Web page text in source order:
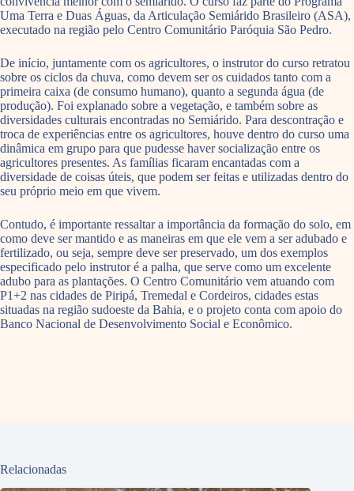
Uma Terra e Duas Águas, da Articulação Semiárido Brasileiro (ASA),
executado na região pelo Centro Comunitário Paróquia São Pedro.
De início, juntamente com os agricultores, o instrutor do curso retratou
sobre os ciclos da chuva, como devem ser os cuidados tanto com a
primeira caixa (de consumo humano), quanto a segunda água (de
produção). Foi explanado sobre a vegetação, e também sobre as
diversidades culturais encontradas no Semiárido. Para descontração e
troca de experiências entre os agricultores, houve dentro do curso uma
dinâmica em grupo para que pudesse haver socialização entre os
agricultores presentes. As famílias ficaram encantadas com a
diversidade de coisas úteis, que podem ser feitas e utilizadas dentro do
seu próprio meio em que vivem.
Contudo, é importante ressaltar a importância da formação do solo, em
como deve ser mantido e as maneiras em que ele vem a ser adubado e
fertilizado, ou seja, sempre deve ser preservado, um dos exemplos
especificado pelo instrutor é a palha, que serve como um excelente
adubo para as plantações. O Centro Comunitário vem atuando com
P1+2 nas cidades de Piripá, Tremedal e Cordeiros, cidades estas
situadas na região sudoeste da Bahia, e o projeto conta com apoio do
Banco Nacional de Desenvolvimento Social e Econômico.
Relacionadas